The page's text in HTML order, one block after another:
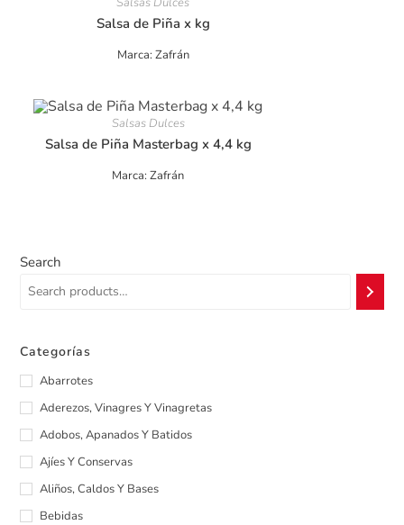
Marca: Zafrán
Salsa de Piña x kg
Marca: Zafrán
Salsas Dulces
Salsa de Piña Masterbag x 4,4 kg
Search
Categorías
Abarrotes
Aderezos, Vinagres Y Vinagretas
Adobos, Apanados Y Batidos
Ajíes Y Conservas
Aliños, Caldos Y Bases
Bebidas